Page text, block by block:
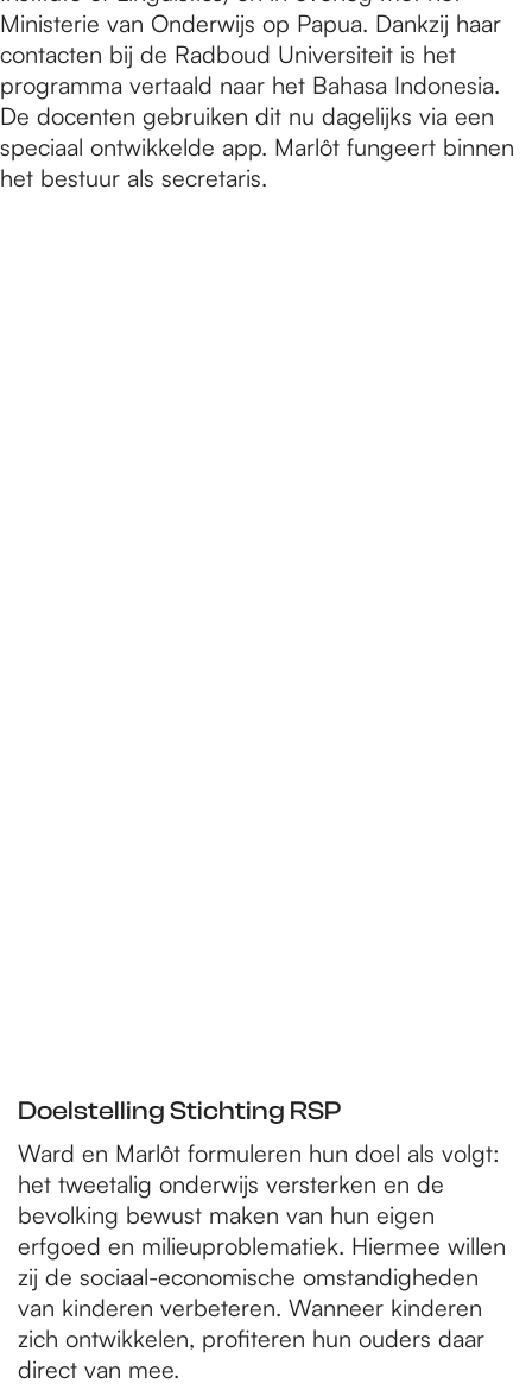
Ministerie van Onderwijs op Papua. Dankzij haar
contacten bij de Radboud Universiteit is het
programma vertaald naar het Bahasa Indonesia.
De docenten gebruiken dit nu dagelijks via een
speciaal ontwikkelde app. Marlôt fungeert binnen
het bestuur als secretaris.
Doelstelling Stichting RSP
Ward en Marlôt formuleren hun doel als volgt:
het tweetalig onderwijs versterken en de
bevolking bewust maken van hun eigen
erfgoed en milieuproblematiek. Hiermee willen
zij de sociaal-economische omstandigheden
van kinderen verbeteren. Wanneer kinderen
zich ontwikkelen, profiteren hun ouders daar
direct van mee.